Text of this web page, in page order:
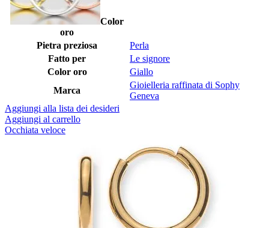
Color
oro
Pietra preziosa
Perla
Fatto per
Le signore
Color oro
Giallo
Marca
Gioielleria raffinata di Sophy
Geneva
Aggiungi alla lista dei desideri
Aggiungi al carrello
Occhiata veloce